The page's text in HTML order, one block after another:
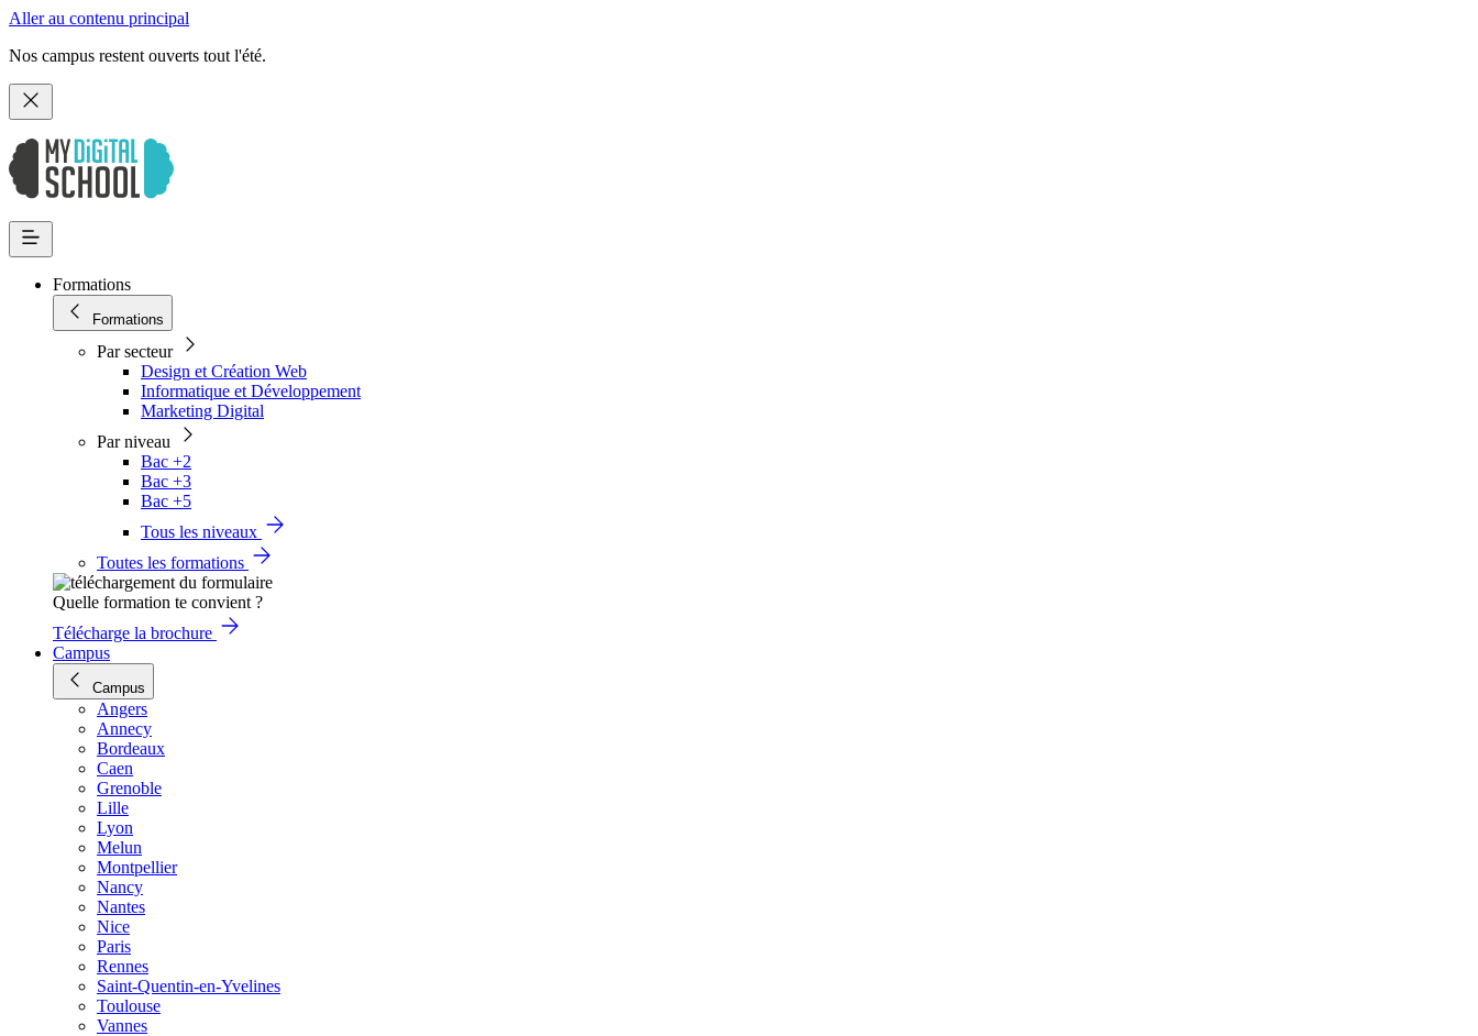
Aller au contenu principal
Nos campus restent ouverts tout l'été.
Formations
Formations
Par secteur
Design et Création Web
Informatique et Développement
Marketing Digital
Par niveau
Bac +2
Bac +3
Bac +5
Tous les niveaux
Toutes les formations
Quelle formation te convient ?
Télécharge la brochure
Campus
Campus
Angers
Annecy
Bordeaux
Caen
Grenoble
Lille
Lyon
Melun
Montpellier
Nancy
Nantes
Nice
Paris
Rennes
Saint-Quentin-en-Yvelines
Toulouse
Vannes